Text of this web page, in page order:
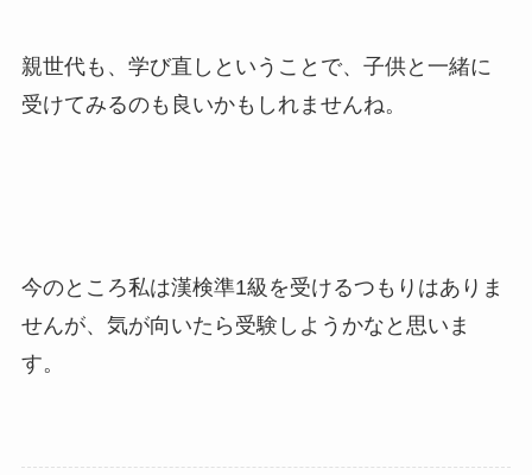
親世代も、学び直しということで、子供と一緒に
受けてみるのも良いかもしれませんね。
今のところ私は漢検準1級を受けるつもりはありま
せんが、気が向いたら受験しようかなと思いま
す。